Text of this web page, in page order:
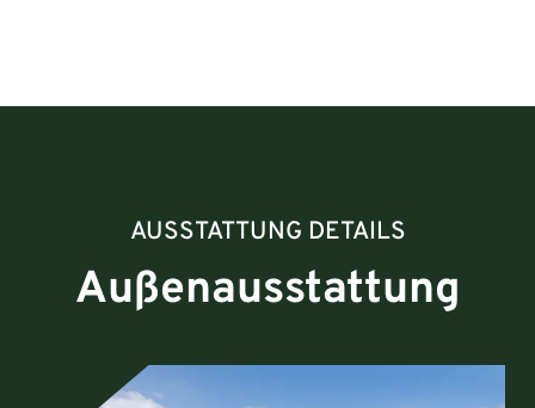
AUSSTATTUNG DETAILS
Außenausstattung